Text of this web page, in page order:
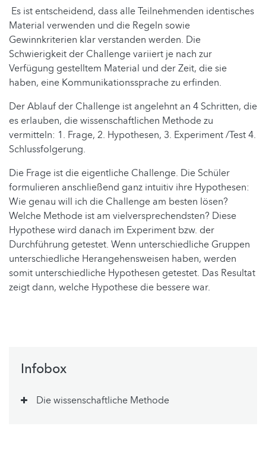
Es ist entscheidend, dass alle Teilnehmenden identisches
Material verwenden und die Regeln sowie
Gewinnkriterien klar verstanden werden. Die
Schwierigkeit der Challenge variiert je nach zur
Verfügung gestelltem Material und der Zeit, die sie
haben, eine Kommunikationssprache zu erfinden.
Der Ablauf der Challenge ist angelehnt an 4 Schritten, die
es erlauben, die wissenschaftlichen Methode zu
vermitteln: 1. Frage, 2. Hypothesen, 3. Experiment /Test 4.
Schlussfolgerung.
Die Frage ist die eigentliche Challenge. Die Schüler
formulieren anschließend ganz intuitiv ihre Hypothesen:
Wie genau will ich die Challenge am besten lösen?
Welche Methode ist am vielversprechendsten? Diese
Hypothese wird danach im Experiment bzw. der
Durchführung getestet. Wenn unterschiedliche Gruppen
unterschiedliche Herangehensweisen haben, werden
somit unterschiedliche Hypothesen getestet. Das Resultat
zeigt dann, welche Hypothese die bessere war.
Infobox
Die wissenschaftliche Methode